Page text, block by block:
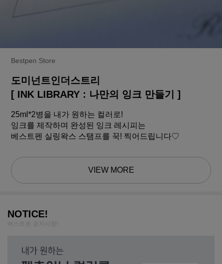
Bestpen Store
도미넌트인더스트리
[ INK LIBRARY : 나만의 잉크 만들기 ]
25ml*2병을 내가 원하는 컬러로!
잉크를 제작하며 완성된 잉크 레시피는
베스트펜 실링왁스 스탬프를 꾹! 찍어드립니다♡
VIEW MORE
NOTICE!
베스트펜 공지사항!